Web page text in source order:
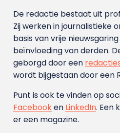
De redactie bestaat uit
Zij werken in journalistieke
basis van vrije
beïnvloeding van derden.
geborgd door een
wordt bijgestaan door een
Punt is ook te vinden op
Facebooken LinkedIn. Een
er een magazine.